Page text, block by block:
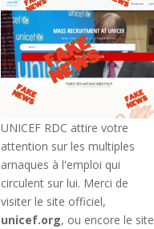
UNICEF RDC attire votre
attention sur les multiples
arnaques à l'emploi qui
circulent sur lui. Merci de
visiter le site officiel,
unicef.org, ou encore le site